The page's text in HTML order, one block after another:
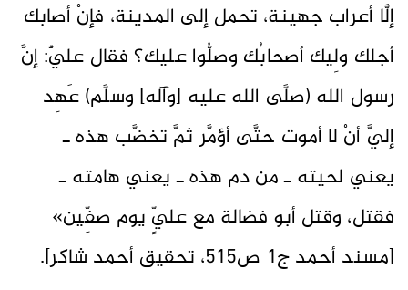
إلَّا أعراب جهينة، تحمل إلى المدينة، فإنْ أصابك
أجلك ولِيك أصحابُك وصلُّوا عليك؟ فقال عليٌّ: إنَّ
رسول الله (صلَّى الله عليه [وآله] وسلَّم) عَهِد
إليَّ أنْ لا أموت حتَّى أؤمَّر ثمَّ تخضَّب هذه ـ
يعني لحيته ـ من دم هذه ـ يعني هامته ـ
فقتل، وقتل أبو فضالة مع عليٍّ يوم صفِّين»
[مسند أحمد ج1 ص515، تحقيق أحمد شاكر].